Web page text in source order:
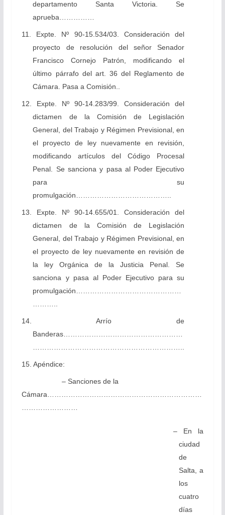
departamento Santa Victoria. Se
aprueba……………
11. Expte. Nº 90-15.534/03. Consideración del
proyecto de resolución del señor Senador
Francisco Cornejo Patrón, modificando el
último párrafo del art. 36 del Reglamento de
Cámara. Pasa a Comisión..
12. Expte. Nº 90-14.283/99. Consideración del
dictamen de la Comisión de Legislación
General, del Trabajo y Régimen Previsional, en
el proyecto de ley nuevamente en revisión,
modificando artículos del Código Procesal
Penal. Se sanciona y pasa al Poder Ejecutivo
para su
promulgación…………………………………..
13. Expte. Nº 90-14.655/01. Consideración del
dictamen de la Comisión de Legislación
General, del Trabajo y Régimen Previsional, en
el proyecto de ley nuevamente en revisión de
la ley Orgánica de la Justicia Penal. Se
sanciona y pasa al Poder Ejecutivo para su
promulgación………………………………………
………..
14. Arrío de
Banderas……………………………………………
………………………………………………………..
15. Apéndice:
– Sanciones de la
Cámara…………………………………………………………
……………………
– En la
ciudad
de
Salta, a
los
cuatro
días